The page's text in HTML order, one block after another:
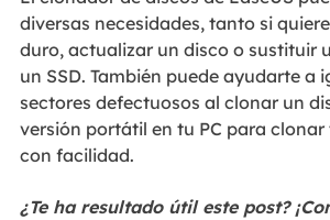
diversas necesidades, tanto si
duro, actualizar un disco o sustituir
un SSD. También puede ayudarte a
sectores defectuosos al clonar un
versión portátil en tu PC para clonar
con facilidad.
¿Te ha resultado útil este post?